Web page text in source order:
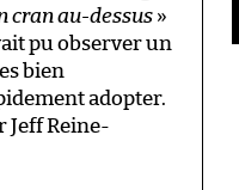
cran au-dessus »
pu observer un
bien
adopter.
Jeff Reine-